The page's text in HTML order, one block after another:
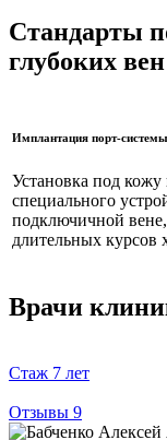
Стандарты
глубоких вен
Имплантация порт-
Установка под
специального
подключичной
длительных курсов
Врачи
Стаж 7 лет
Отзывы 9